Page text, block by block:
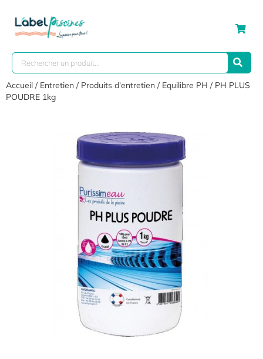
Accueil / Entretien / Produits d'entretien / Equilibre PH / PH PLUS
POUDRE 1kg